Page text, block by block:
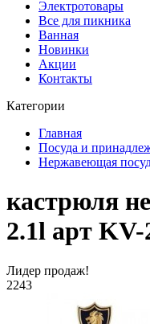
Электротовары
Все для пикника
Ванная
Новинки
Акции
Контакты
Категории
Главная
Посуда и
Нержавеющая
кастрюля
2.1l арт KV-
Лидер продаж!
2243